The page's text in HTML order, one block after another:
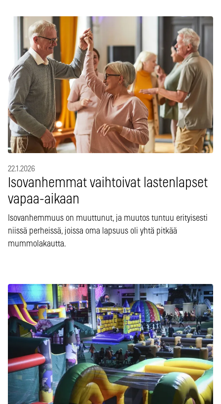
22.1.2026
Isovanhemmat vaihtoivat lastenlapset
vapaa-aikaan
Isovanhemmuus on muuttunut, ja muutos tuntuu erityisesti
niissä perheissä, joissa oma lapsuus oli yhtä pitkää
mummolakautta.